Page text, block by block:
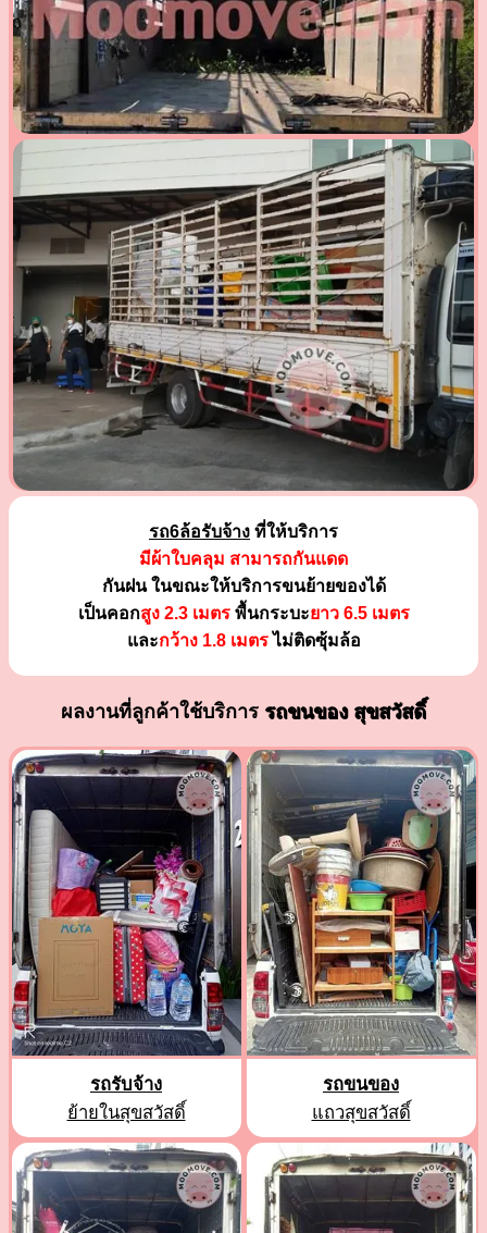
รถ6ล้อรับจ้าง ที่ให้บริการ
มีผ้าใบคลุม สามารถกันแดด
กันฝน ในขณะให้บริการขนย้ายของได้
เป็นคอกสูง 2.3 เมตรพื้นกระบะยาว 6.5 เมตร
และกว้าง 1.8 เมตรไม่ติดซุ้มล้อ
ผลงานที่ลูกค้าใช้บริการ รถขนของ สุขสวัสดิ์
รถรับจ้าง
ย้ายในสุขสวัสดิ์
รถขนของ
แถวสุขสวัสดิ์